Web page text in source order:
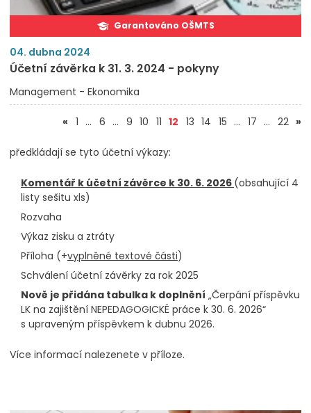
Garantováno OŠMTS
04. dubna 2024
Účetní závěrka k 31. 3. 2024 - pokyny
Management - Ekonomika
« 1 … 6 … 9 10 11 12 (aktuální)
13 14 15 … 17 … 22 »
předkládají se tyto účetní výkazy:
Komentář k účetní závěrce k 30. 6. 2026 (obsahující 4
listy sešitu xls)
Rozvaha
Výkaz zisku a ztráty
Příloha (+vyplněné textové části)
Schválení účetní závěrky za rok 2025
Nově je přidána tabulka k doplnění „Čerpání příspěvku
LK na zajištění NEPEDAGOGICKÉ práce k 30. 6. 2026“
s upraveným příspěvkem k dubnu 2026.
Více informací nalezenete v příloze.